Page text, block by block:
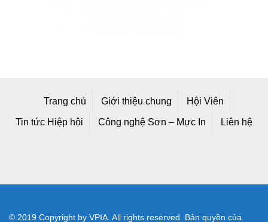
Trang chủ Giới thiệu chung Hội Viên
Tin tức Hiệp hội Công nghệ Sơn – Mực In Liên hệ
© 2019 Copyright by VPIA. All rights reserved. Bản quyền của